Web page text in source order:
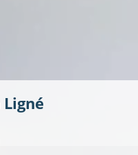
Ligné